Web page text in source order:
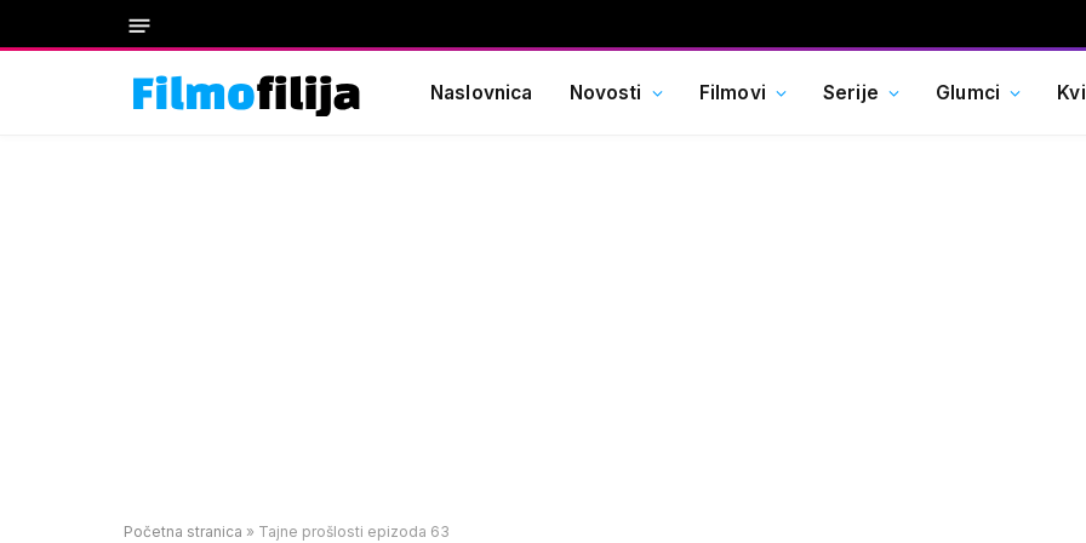
Naslovnica Novosti Filmovi Serije Glumci
Početna stranica » Tajne prošlosti epizoda 63